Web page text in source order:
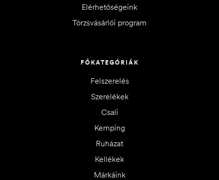
Elérhetőségeink
Törzsvásárlói program
FŐKATEGÓRIÁK
Felszerelés
Szerelékek
Csali
Kemping
Ruházat
Kellékek
Márkáink